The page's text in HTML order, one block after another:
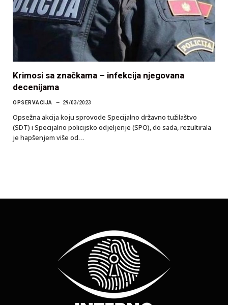
Krimosi sa značkama – infekcija njegovana
decenijama
OPSERVACIJA 29/03/2023
Opsežna akcija koju sprovode Specijalno državno tužilaštvo
(SDT) i Specijalno policijsko odjeljenje (SPO), do sada, rezultirala
je hapšenjem više od…